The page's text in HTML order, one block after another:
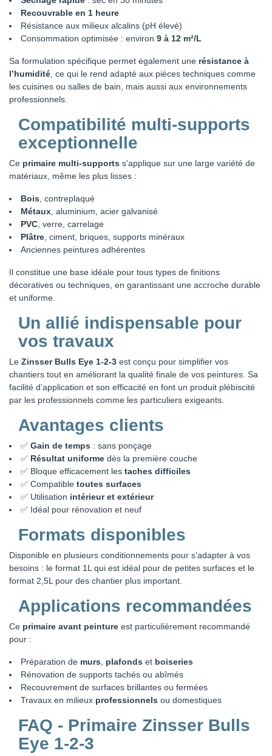
Recouvrable en 1 heure
Résistance aux milieux alcalins (pH élevé)
Consommation optimisée : environ 9 à 12 m²/L
Sa formulation spécifique permet également une résistance à
l’humidité , ce qui le rend adapté aux pièces techniques comme
les cuisines ou salles de bain, mais aussi aux environnements
professionnels.
Compatibilité multi-supports
exceptionnelle
Ce primaire multi-supports s'applique sur une large variété de
matériaux, même les plus lisses :
Bois , contreplaqué
Métaux , aluminium, acier galvanisé
PVC , verre, carrelage
Plâtre , ciment, briques, supports minéraux
Anciennes peintures adhérentes
Il constitue une base idéale pour tous types de finitions
décoratives ou techniques, en garantissant une accroche durable
et uniforme.
Un allié indispensable pour
vos travaux
Le Zinsser Bulls Eye 1-2-3 est conçu pour simplifier vos
chantiers tout en améliorant la qualité finale de vos peintures. Sa
facilité d’application et son efficacité en font un produit plébiscité
par les professionnels comme les particuliers exigeants.
Avantages clients
✅ Gain de temps : sans ponçage
✅ Résultat uniforme dès la première couche
✅ Bloque efficacement les taches difficiles
✅ Compatible toutes surfaces
✅ Utilisation intérieur et extérieur
✅ Idéal pour rénovation et neuf
Formats disponibles
Disponible en plusieurs conditionnements pour s’adapter à vos
besoins : le format 1L qui est idéal pour de petites surfaces et le
format 2,5L pour des chantier plus important.
Applications recommandées
Ce primaire avant peinture est particulièrement recommandé
pour :
Préparation de murs plafonds et boiseries
Rénovation de supports tachés ou abîmés
Recouvrement de surfaces brillantes ou fermées
Travaux en milieux professionnels ou domestiques
FAQ - Primaire Zinsser Bulls
Eye 1-2-3